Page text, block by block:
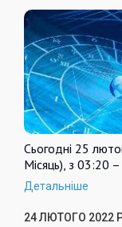
Сьогодні 25
Місяць), з 03:20
Детальніше
24 ЛЮТОГО 2022